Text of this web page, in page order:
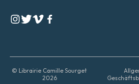
© Librairie Camille Sourget
2026